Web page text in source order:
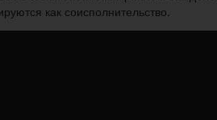
как соисполнительство.